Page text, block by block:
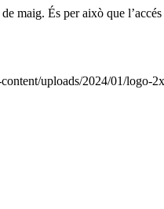
És per això que
uploads/2024/01/logo-